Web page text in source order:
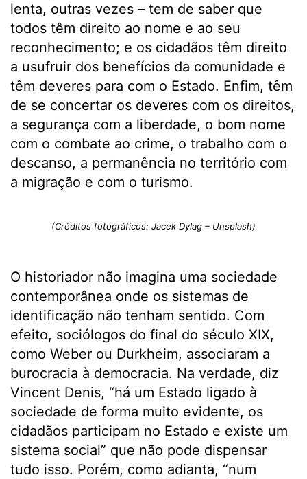
lenta, outras vezes – tem de saber que
todos têm direito ao nome e ao seu
reconhecimento; e os cidadãos têm direito
a usufruir dos benefícios da comunidade e
têm deveres para com o Estado. Enfim, têm
de se concertar os deveres com os direitos,
a segurança com a liberdade, o bom nome
com o combate ao crime, o trabalho com o
descanso, a permanência no território com
a migração e com o turismo.
(Créditos fotográficos: Jacek Dylag – Unsplash)
O historiador não imagina uma sociedade
contemporânea onde os sistemas de
identificação não tenham sentido. Com
efeito, sociólogos do final do século XIX,
como Weber ou Durkheim, associaram a
burocracia à democracia. Na verdade, diz
Vincent Denis, “há um Estado ligado à
sociedade de forma muito evidente, os
cidadãos participam no Estado e existe um
sistema social” que não pode dispensar
tudo isso. Porém, como adianta, “num